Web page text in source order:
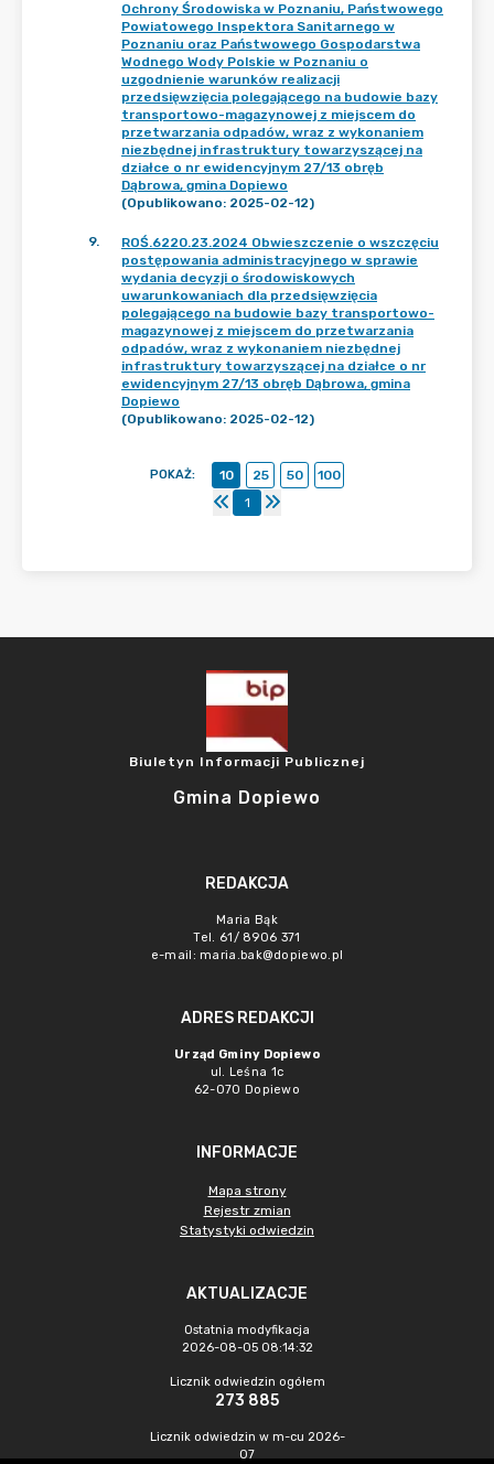
Ochrony Środowiska w Poznaniu, Państwowego
Powiatowego Inspektora Sanitarnego w
Poznaniu oraz Państwowego Gospodarstwa
Wodnego Wody Polskie w Poznaniu o
uzgodnienie warunków realizacji
przedsięwzięcia polegającego na budowie bazy
transportowo-magazynowej z miejscem do
przetwarzania odpadów, wraz z wykonaniem
niezbędnej infrastruktury towarzyszącej na
działce o nr ewidencyjnym 27/13 obręb
Dąbrowa, gmina Dopiewo
(Opublikowano: 2025-02-12)
9.
ROŚ.6220.23.2024 Obwieszczenie o wszczęciu
postępowania administracyjnego w sprawie
wydania decyzji o środowiskowych
uwarunkowaniach dla przedsięwzięcia
polegającego na budowie bazy transportowo-
magazynowej z miejscem do przetwarzania
odpadów, wraz z wykonaniem niezbędnej
infrastruktury towarzyszącej na działce o nr
ewidencyjnym 27/13 obręb Dąbrowa, gmina
Dopiewo
(Opublikowano: 2025-02-12)
POKAŻ: 10 25 50
100
1
Biuletyn Informacji Publicznej
Gmina Dopiewo
REDAKCJA
Maria Bąk
Tel. 61/ 8906 371
e-mail: maria.bak@dopiewo.pl
ADRES REDAKCJI
Urząd Gminy Dopiewo
ul. Leśna 1c
62-070 Dopiewo
INFORMACJE
Mapa strony
Rejestr zmian
Statystyki odwiedzin
AKTUALIZACJE
Ostatnia modyfikacja
2026-08-05 08:14:32
Licznik odwiedzin ogółem
273 885
Licznik odwiedzin w m-cu 2026-
07